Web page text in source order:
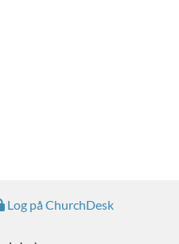
Log på ChurchDesk